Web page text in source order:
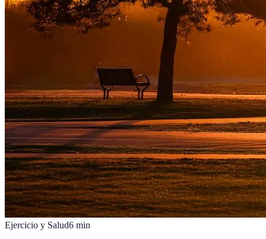
Ejercicio y Salud6 min